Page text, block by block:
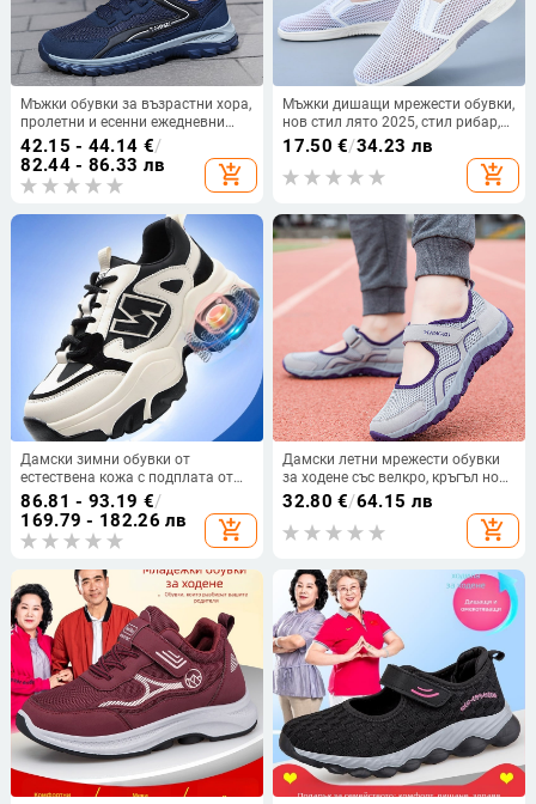
Мъжки обувки за възрастни хора,
пролетни и есенни ежедневни
обувки с мека подметка за хора
на средна и по-възрастна
възраст, дишащи спортни обувки
за ходене, неплъзгащи се обувки
за татко, 48 бр., дамски
42.15 - 44.14 €/
82.44 - 86.33 лв
add_shopping_cart
Мъжки дишащи мрежести обувки,
нов стил лято 2025, стил рибар,
обувки от стария пекински плат,
ежедневни бели маратонки с
кухи отвори.
17.50 €/34.23 лв
add_shopping_cart
Дамски зимни обувки от
естествена кожа с подплата от
флийс, магнитна вибрация за
масаж на стъпалото, кръгъл нос,
среден ток 3–5 cm, ластик,
ежедневен стил
86.81 - 93.19 €/
169.79 - 182.26 лв
add_shopping_cart
Дамски летни мрежести обувки
за ходене със велкро, кръгъл нос,
нисък ток 1–3 см
32.80 €/64.15 лв
add_shopping_cart